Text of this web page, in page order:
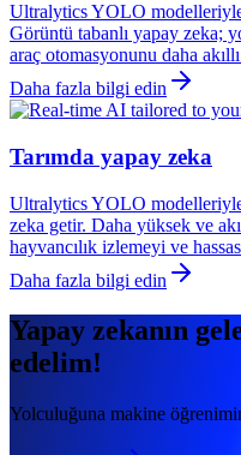
Ultralytics YOLO
Görüntü tabanlı yapay zeka;
araç otomasyonunu daha
Daha fazla bilgi edin
Tarımda yapay zeka
Ultralytics YOLO modelleriyle
zeka getir. Daha yüksek ve
hayvancılık izlemeyi ve
Daha fazla bilgi edin
Yapay zekanın
edelim!
Yolculuğuna makine